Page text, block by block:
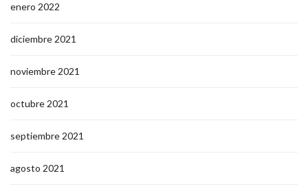
enero 2022
diciembre 2021
noviembre 2021
octubre 2021
septiembre 2021
agosto 2021